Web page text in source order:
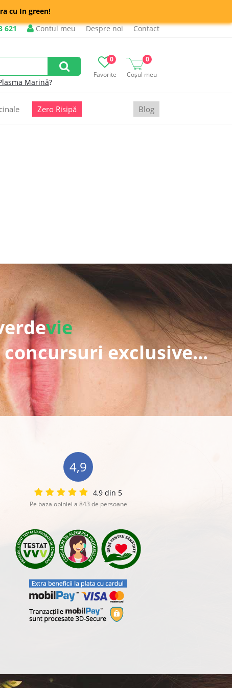
cu In green!
621 Contul meu Despre noi Contact
Favorite
0
Coșul meu
0
Marină?
Zero Risipă Blog
vie
exclusive...
4,9
4,9 din 5
Pe baza opiniei a 843 de persoane